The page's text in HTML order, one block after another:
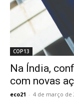
COP13
Na Índia,
com novas
eco21 - 4 de março de